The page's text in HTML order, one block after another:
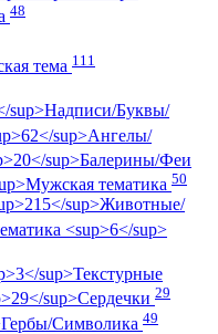
48
тема 111
Надписи/Буквы/
Ангелы/
Балерины/Феи
Мужская тематика 50
Животные/
Текстурные
Сердечки 29
Гербы/Символика 49